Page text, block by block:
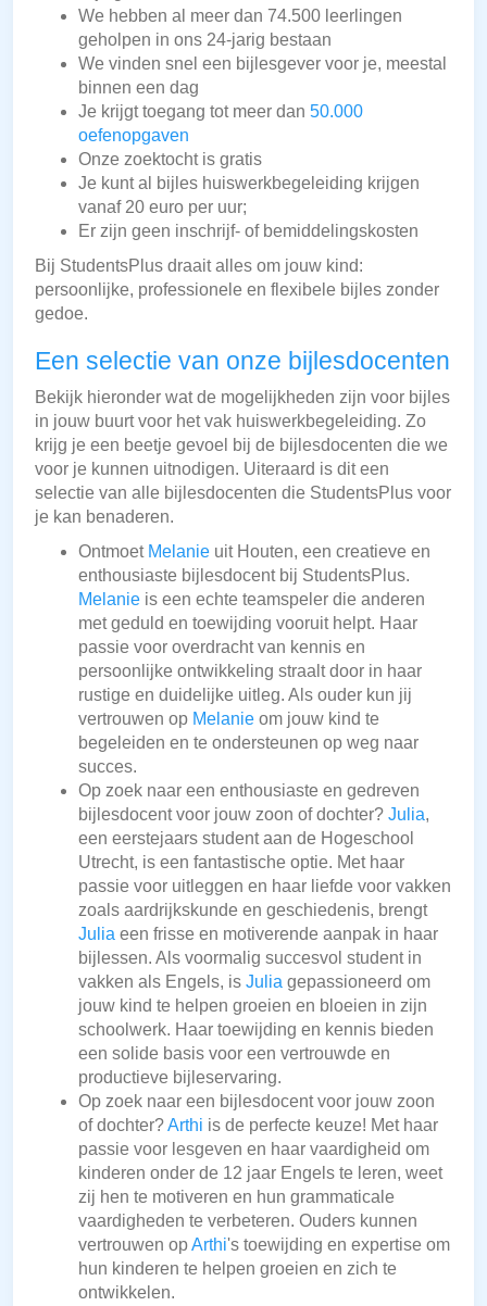
We hebben al meer dan 74.500 leerlingen
geholpen in ons 24-jarig bestaan
We vinden snel een bijlesgever voor je, meestal
binnen een dag
Je krijgt toegang tot meer dan 50.000
oefenopgaven
Onze zoektocht is gratis
Je kunt al bijles huiswerkbegeleiding krijgen
vanaf 20 euro per uur;
Er zijn geen inschrijf- of bemiddelingskosten
Bij StudentsPlus draait alles om jouw kind:
persoonlijke, professionele en flexibele bijles zonder
gedoe.
Een selectie van onze bijlesdocenten
Bekijk hieronder wat de mogelijkheden zijn voor bijles
in jouw buurt voor het vak huiswerkbegeleiding. Zo
krijg je een beetje gevoel bij de bijlesdocenten die we
voor je kunnen uitnodigen. Uiteraard is dit een
selectie van alle bijlesdocenten die StudentsPlus voor
je kan benaderen.
Ontmoet Melanie uit Houten, een creatieve en
enthousiaste bijlesdocent bij StudentsPlus.
Melanie is een echte teamspeler die anderen
met geduld en toewijding vooruit helpt. Haar
passie voor overdracht van kennis en
persoonlijke ontwikkeling straalt door in haar
rustige en duidelijke uitleg. Als ouder kun jij
vertrouwen op Melanie om jouw kind te
begeleiden en te ondersteunen op weg naar
succes.
Op zoek naar een enthousiaste en gedreven
bijlesdocent voor jouw zoon of dochter? Julia,
een eerstejaars student aan de Hogeschool
Utrecht, is een fantastische optie. Met haar
passie voor uitleggen en haar liefde voor vakken
zoals aardrijkskunde en geschiedenis, brengt
Julia een frisse en motiverende aanpak in haar
bijlessen. Als voormalig succesvol student in
vakken als Engels, is Julia gepassioneerd om
jouw kind te helpen groeien en bloeien in zijn
schoolwerk. Haar toewijding en kennis bieden
een solide basis voor een vertrouwde en
productieve bijleservaring.
Op zoek naar een bijlesdocent voor jouw zoon
of dochter?Arthi is de perfecte keuze! Met haar
passie voor lesgeven en haar vaardigheid om
kinderen onder de 12 jaar Engels te leren, weet
zij hen te motiveren en hun grammaticale
vaardigheden te verbeteren. Ouders kunnen
vertrouwen opArthi's toewijding en expertise om
hun kinderen te helpen groeien en zich te
ontwikkelen.